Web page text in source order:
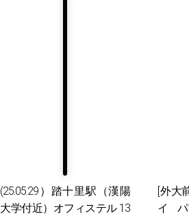
(25.05.29）踏十里駅（漢陽
大学付近）オフィステル 13
[外大
イ